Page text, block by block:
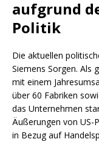
aufgrund
Politik
Die aktuellen
Siemens Sorgen. Als
mit einem
über 60 Fabriken
das Unternehmen
Äußerungen von US-
in Bezug auf